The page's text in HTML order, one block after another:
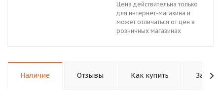
Цена действительна только
для интернет-магазина и
может отличаться от цен в
розничных магазинах
Наличие Отзывы Как купить